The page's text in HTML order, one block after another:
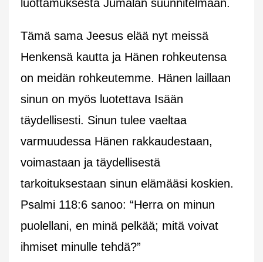
luottamuksesta Jumalan suunnitelmaan.
Tämä sama Jeesus elää nyt meissä
Henkensä kautta ja Hänen rohkeutensa
on meidän rohkeutemme. Hänen laillaan
sinun on myös luotettava Isään
täydellisesti. Sinun tulee vaeltaa
varmuudessa Hänen rakkaudestaan,
voimastaan ja täydellisestä
tarkoituksestaan sinun elämääsi koskien.
Psalmi 118:6 sanoo: “Herra on minun
puolellani, en minä pelkää; mitä voivat
ihmiset minulle tehdä?”